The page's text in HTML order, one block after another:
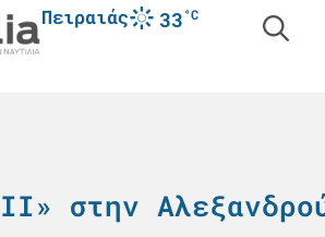
Πειραιάς 33°C
στην